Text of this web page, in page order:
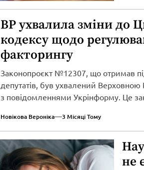
ВР ухвалила зміни до
кодексу щодо
факторингу
Законопроєкт №12307, що отримав
депутатів, був ухвалений Верховною
з повідомленнями Укрінформу. Це
Новікова Вероніка 3 Місяці Тому
не